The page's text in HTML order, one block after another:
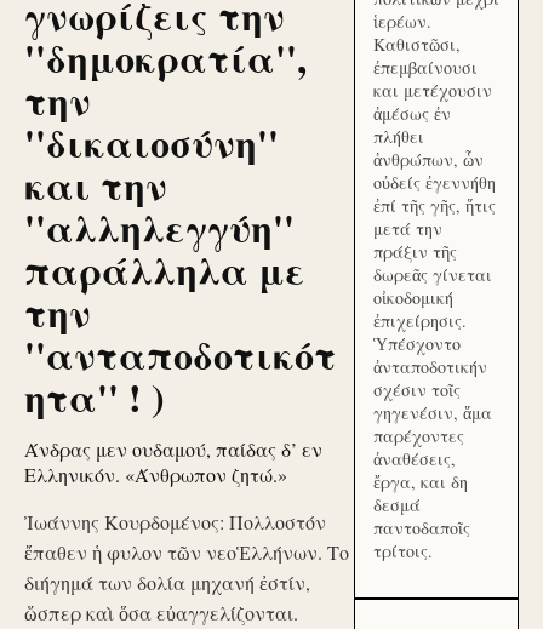
γνωρίζεις την
''δημοκρατία'',
την
''δικαιοσύνη''
και την
''αλληλεγγύη''
παράλληλα με
την
''ανταποδοτικότ
ητα'' ! )
Άνδρας μεν ουδαμού, παίδας δ’ εν
Ελληνικόν. «Άνθρωπον ζητώ.»
Ἰωάννης Κουρδομένος: Πολλοστόν
ἔπαθεν ἡ φυλον τῶν νεοἙλλήνων. Το
διήγημά των δολία μηχανή ἐστίν,
ὥσπερ καὶ ὅσα εὐαγγελίζονται.
ἱερέων.
Καθιστῶσι,
ἐπεμβαίνουσι
και μετέχουσιν
ἀμέσως ἐν
πλήθει
ἀνθρώπων, ὧν
οὐδείς ἐγεννήθη
ἐπί τῆς γῆς, ἥτις
μετά την
πράξιν τῆς
δωρεᾶς γίνεται
οἰκοδομική
ἐπιχείρησις.
Ὑπέσχοντο
ἀνταποδοτικήν
σχέσιν τοῖς
γηγενέσιν, ἅμα
παρέχοντες
ἀναθέσεις,
ἔργα, και δη
δεσμά
παντοδαποῖς
τρίτοις.